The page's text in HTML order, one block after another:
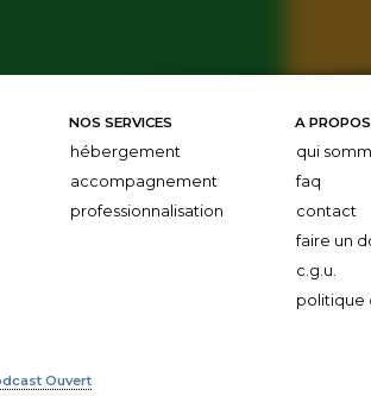
NOS SERVICES
hébergement
accompagnement
professionnalisation
A PROPOS
qui
faq
contact
faire un
c.g.u.
politique
Ouvert